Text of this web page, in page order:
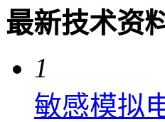
最新技术资
1
敏感模拟